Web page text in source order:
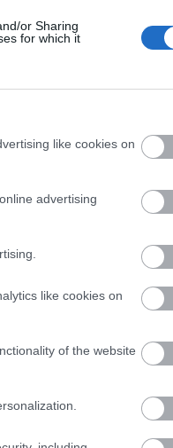
or Sharing
for which it
like cookies on
advertising
like cookies on
of the website
Relikviás